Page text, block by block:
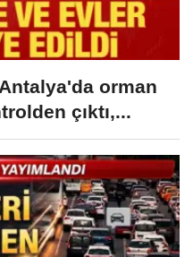
orman
çıktı,...